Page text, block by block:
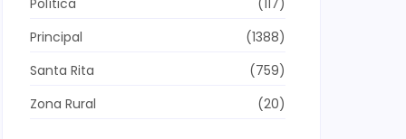
Política
(117)
Principal
(1388)
Santa Rita
(759)
Zona Rural
(20)